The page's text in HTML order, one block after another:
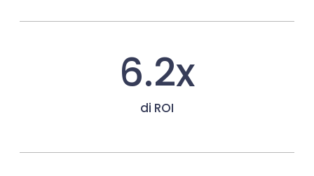
6.2x
di ROI